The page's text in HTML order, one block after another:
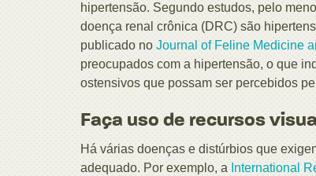
hipertensão. Segundo estudos, pelo
doença renal crônica (DRC) são
publicado no Journal of Feline Medicine
preocupados com a hipertensão, o que
ostensivos que possam ser percebidos
Faça uso de recursos
Há várias doenças e distúrbios que
adequado. Por exemplo, a International